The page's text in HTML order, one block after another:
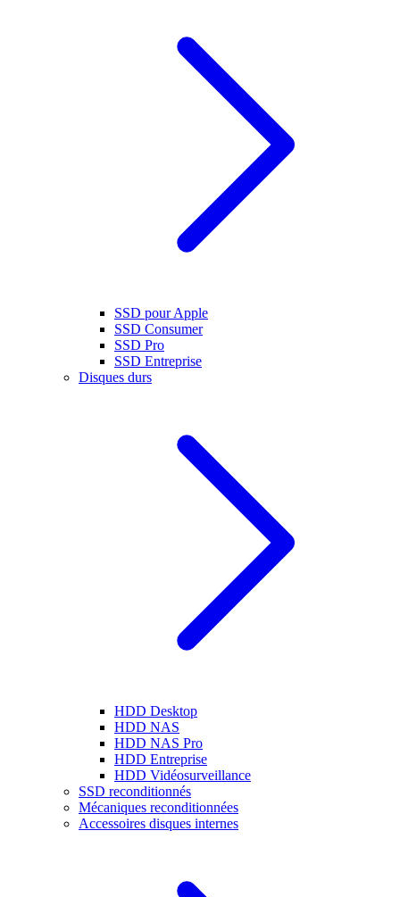
SSD pour Apple
SSD Consumer
SSD Pro
SSD Entreprise
Disques durs
HDD Desktop
HDD NAS
HDD NAS Pro
HDD Entreprise
HDD Vidéosurveillance
SSD reconditionnés
Mécaniques reconditionnées
Accessoires disques internes